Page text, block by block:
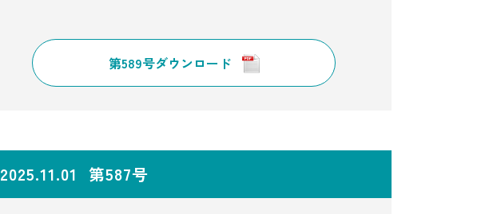
第589号ダウンロード
2025.11.01 第587号